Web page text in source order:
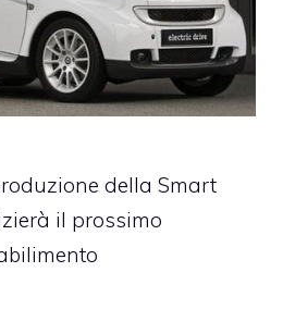
della Smart
il prossimo